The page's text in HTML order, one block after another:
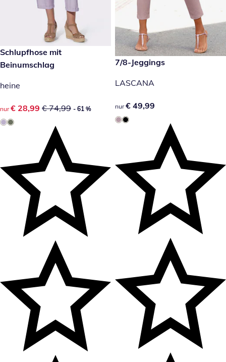
reduzierter Preis € 28,99, vorheriger Preis: € 74,99
- 61 %
Schlupfhose mit
Beinumschlag
heine
reduzierter Preis € 28,99, vorheriger Preis: € 74,99
nur € 28,99 € 74,99 - 61 %
€ 49,99
7/8-Jeggings
LASCANA
€ 49,99
nur € 49,99